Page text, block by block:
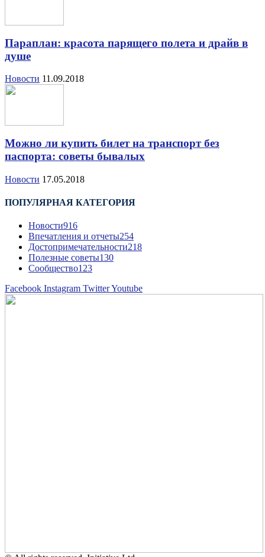
Параплан: красота парящего полета и драйв в
душе
Новости 11.09.2018
Можно ли купить билет на транспорт без
паспорта: советы бывалых
Новости 17.05.2018
ПОПУЛЯРНАЯ КАТЕГОРИЯ
Новости916
Впечатления и отчеты254
Достопримечательности218
Полезные советы130
Сообщество123
Facebook Instagram TwitterYoutube